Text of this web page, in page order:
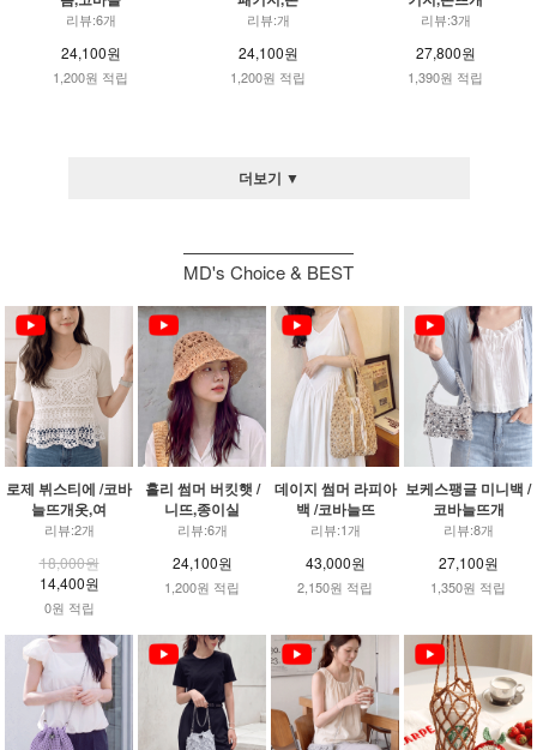
리뷰:6개
24,100원
1,200원 적립
리뷰:개
24,100원
1,200원 적립
리뷰:3개
27,800원
1,390원 적립
더보기 ▼
MD's Choice & BEST
로제 뷔스티에 /코바
늘뜨개옷,여
리뷰:2개
18,000원
14,400원
0원 적립
홀리 썸머 버킷햇 /
니뜨,종이실
리뷰:6개
24,100원
1,200원 적립
데이지 썸머 라피아
백 /코바늘뜨
리뷰:1개
43,000원
2,150원 적립
보케스팽글 미니백 /
코바늘뜨개
리뷰:8개
27,100원
1,350원 적립